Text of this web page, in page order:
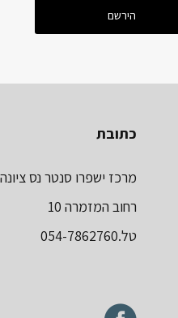
כתובת
מרכז ישפרו סנטר נס ציונה
רחוב המזמרה 10
טל.054-7862760